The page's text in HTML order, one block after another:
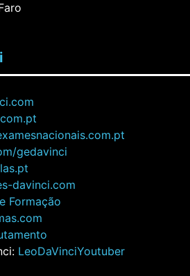
gedavinci
davinci.com
Formação
LeoDaVinciYoutuber